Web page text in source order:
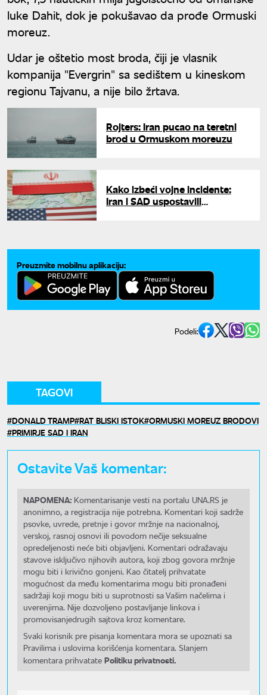
luke Dahit, dok je pokušavao da prođe Ormuski
moreuz.
Udar je oštetio most broda, čiji je vlasnik
kompanija "Evergrin" sa sedištem u kineskom
regionu Tajvanu, a nije bilo žrtava.
Rojters: Iran pucao na teretni
brod u Ormuskom moreuzu
Kako izbeći vojne incidente:
Iran i SAD uspostavili
Preuzmite mobilnu aplikaciju:
Podeli:
TAGOVI
DONALD TRAMP RAT BLISKI ISTOK ORMUSKI MOREUZ BRODOVI
PRIMIRJE SAD I IRAN
Ostavite Vaš komentar:
NAPOMENA: Komentarisanje vesti na portalu UNA.RS je
anonimno, a registracija nije potrebna. Komentari koji sadrže
psovke, uvrede, pretnje i govor mržnje na nacionalnoj,
verskoj, rasnoj osnovi ili povodom nečije seksualne
opredeljenosti neće biti objavljeni. Komentari odražavaju
stavove isključivo njihovih autora, koji zbog govora mržnje
mogu biti i krivično gonjeni. Kao čitatelj prihvatate
mogućnost da među komentarima mogu biti pronađeni
sadržaji koji mogu biti u suprotnosti sa Vašim načelima i
uverenjima. Nije dozvoljeno postavljanje linkova i
promovisanjedrugih sajtova kroz komentare.
Svaki korisnik pre pisanja komentara mora se upoznati sa
Pravilima i uslovima korišćenja komentara. Slanjem
komentara prihvatate Politiku privatnosti.